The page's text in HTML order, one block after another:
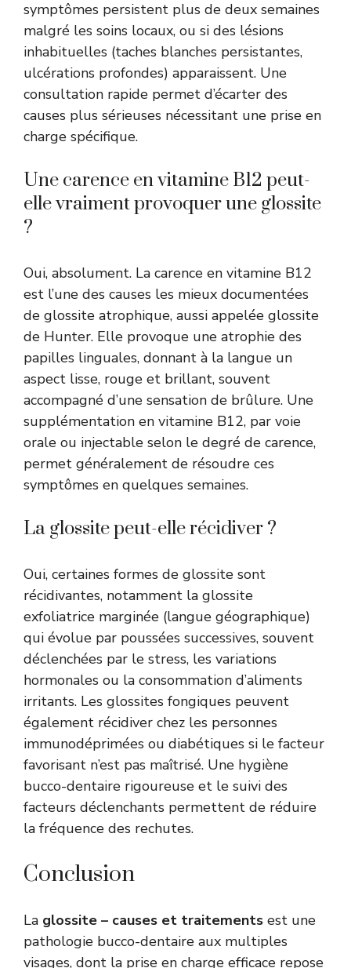
symptômes persistent plus de deux semaines
malgré les soins locaux, ou si des lésions
inhabituelles (taches blanches persistantes,
ulcérations profondes) apparaissent. Une
consultation rapide permet d’écarter des
causes plus sérieuses nécessitant une prise en
charge spécifique.
Une carence en vitamine B12 peut-
elle vraiment provoquer une glossite
?
Oui, absolument. La carence en vitamine B12
est l’une des causes les mieux documentées
de glossite atrophique, aussi appelée glossite
de Hunter. Elle provoque une atrophie des
papilles linguales, donnant à la langue un
aspect lisse, rouge et brillant, souvent
accompagné d’une sensation de brûlure. Une
supplémentation en vitamine B12, par voie
orale ou injectable selon le degré de carence,
permet généralement de résoudre ces
symptômes en quelques semaines.
La glossite peut-elle récidiver ?
Oui, certaines formes de glossite sont
récidivantes, notamment la glossite
exfoliatrice marginée (langue géographique)
qui évolue par poussées successives, souvent
déclenchées par le stress, les variations
hormonales ou la consommation d’aliments
irritants. Les glossites fongiques peuvent
également récidiver chez les personnes
immunodéprimées ou diabétiques si le facteur
favorisant n’est pas maîtrisé. Une hygiène
bucco-dentaire rigoureuse et le suivi des
facteurs déclenchants permettent de réduire
la fréquence des rechutes.
Conclusion
La glossite – causes et traitements est une
pathologie bucco-dentaire aux multiples
visages, dont la prise en charge efficace repose